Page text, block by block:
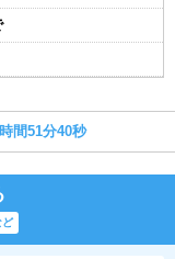
間51分40秒
ど